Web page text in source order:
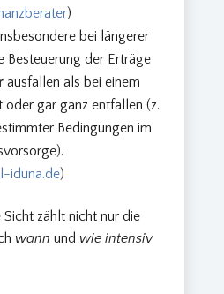
)
bei längerer
Besteuerung der Erträge
ausfallen als bei einem
oder gar ganz entfallen (z.
Bedingungen im
iduna.de)
Sicht zählt nicht nur die
wann und wie intensiv